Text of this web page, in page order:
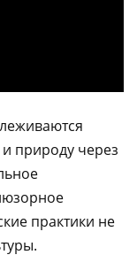
природу через
практики не